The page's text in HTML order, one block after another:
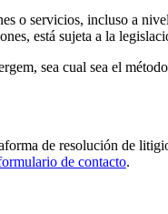
o servicios, incluso a
está sujeta a la
sea cual sea el
de resolución de
de contacto.